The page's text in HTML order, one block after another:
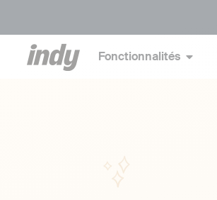
Fonctionnalités